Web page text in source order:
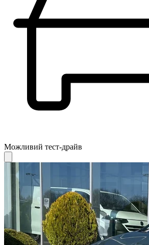
Можливий тест-драйв